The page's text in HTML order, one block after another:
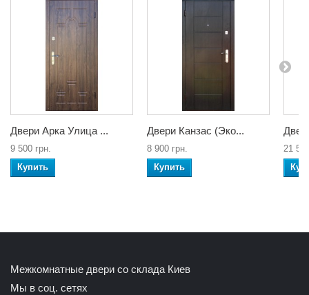
Двери Арка Улица ...
9 500 грн.
Купить
Двери Канзас (Эко...
8 900 грн.
Купить
21
Межкомнатные двери со склада Киев
Мы в соц. сетях